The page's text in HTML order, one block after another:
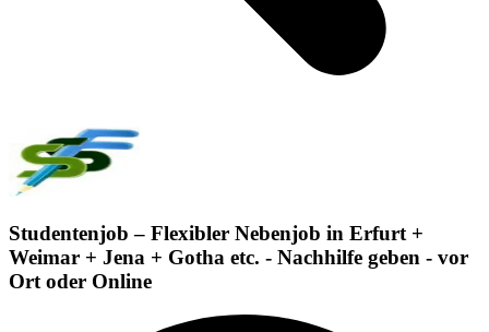
Studentenjob – Flexibler Nebenjob in Erfurt +
Weimar + Jena + Gotha etc. - Nachhilfe geben - vor
Ort oder Online